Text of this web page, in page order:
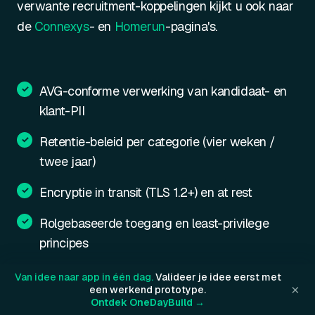
verwante recruitment-koppelingen kijkt u ook naar
de Connexys- en Homerun-pagina's.
AVG-conforme verwerking van kandidaat- en
klant-PII
Retentie-beleid per categorie (vier weken /
twee jaar)
Encryptie in transit (TLS 1.2+) en at rest
Rolgebaseerde toegang en least-privilege
principes
Auditlogs met traceerbare datastromen
Idempotency-keys voor bidirectional sync
Van idee naar app in één dag.Valideer je idee eerst met
een werkend prototype.
Ontdek OneDayBuild →
×